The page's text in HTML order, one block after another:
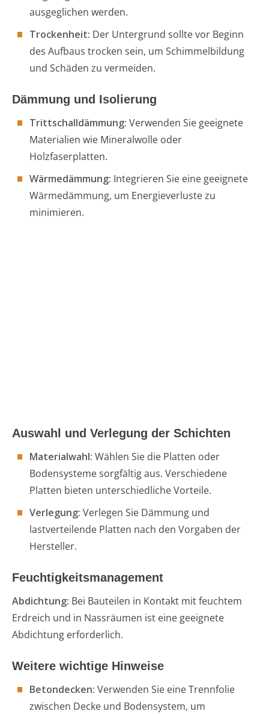
ausgeglichen werden.
Trockenheit: Der Untergrund sollte vor Beginn
des Aufbaus trocken sein, um Schimmelbildung
und Schäden zu vermeiden.
Dämmung und Isolierung
Trittschalldämmung: Verwenden Sie geeignete
Materialien wie Mineralwolle oder
Holzfaserplatten.
Wärmedämmung: Integrieren Sie eine geeignete
Wärmedämmung, um Energieverluste zu
minimieren.
Auswahl und Verlegung der Schichten
Materialwahl: Wählen Sie die Platten oder
Bodensysteme sorgfältig aus. Verschiedene
Platten bieten unterschiedliche Vorteile.
Verlegung: Verlegen Sie Dämmung und
lastverteilende Platten nach den Vorgaben der
Hersteller.
Feuchtigkeitsmanagement
Abdichtung: Bei Bauteilen in Kontakt mit feuchtem
Erdreich und in Nassräumen ist eine geeignete
Abdichtung erforderlich.
Weitere wichtige Hinweise
Betondecken: Verwenden Sie eine Trennfolie
zwischen Decke und Bodensystem, um